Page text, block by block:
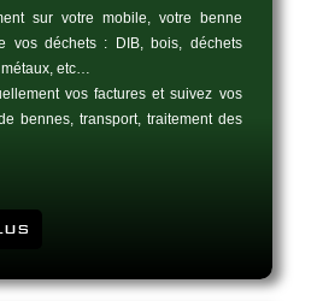
sur votre mobile, votre benne
vos déchets : DIB, bois, déchets
métaux, etc…
vos factures et suivez vos
bennes, transport, traitement des